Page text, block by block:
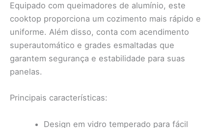
Equipado com queimadores de alumínio, este
cooktop proporciona um cozimento mais rápido e
uniforme. Além disso, conta com acendimento
superautomático e grades esmaltadas que
garantem segurança e estabilidade para suas
panelas.
Principais características:
Design em vidro temperado para fácil